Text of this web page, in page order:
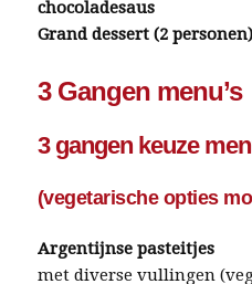
chocoladesaus
Grand dessert (2 personen)
3 Gangen menu’s
3 gangen keuze
(vegetarische opties
Argentijnse pasteitjes
met diverse vullingen